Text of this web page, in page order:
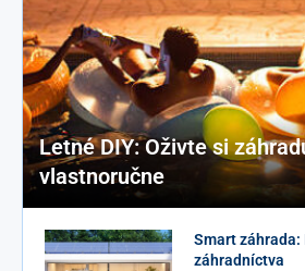
Letné DIY: Oživte si
vlastnoručne
Smart záhrada:
záhradníctva